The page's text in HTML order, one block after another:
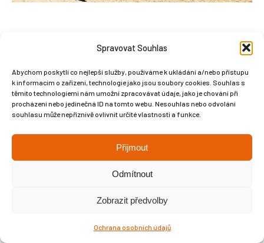
Spravovat Souhlas
Abychom poskytli co nejlepší služby, používáme k ukládání a/nebo přístupu
k informacím o zařízení, technologie jako jsou soubory cookies. Souhlas s
těmito technologiemi nám umožní zpracovávat údaje, jako je chování při
procházení nebo jedinečná ID na tomto webu. Nesouhlas nebo odvolání
souhlasu může nepříznivě ovlivnit určité vlastnosti a funkce.
Přijmout
Odmítnout
Zobrazit předvolby
Ochrana osobních údajů
Copyright © Weiron Dynamics, s.r.o. |Tvorba webových stráneka
SEO